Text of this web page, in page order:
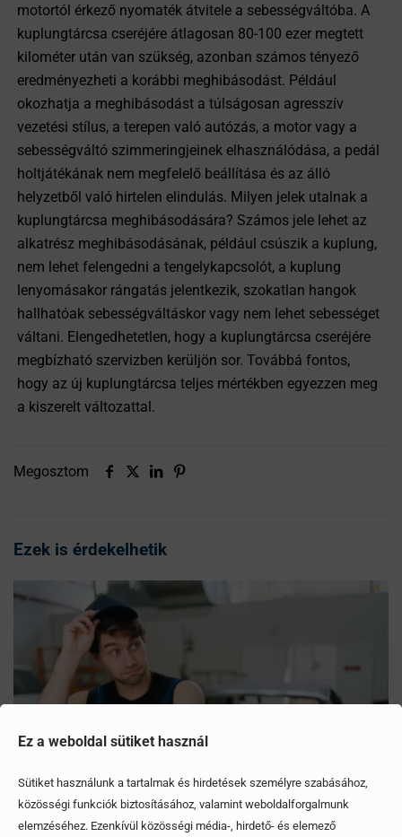
Ez a weboldal sütiket használ
Sütiket használunk a tartalmak és hirdetések személyre szabásához,
közösségi funkciók biztosításához, valamint weboldalforgalmunk
elemzéséhez. Ezenkívül közösségi média-, hirdető- és elemező
motortól érkező nyomaték átvitele a sebességváltóba. A
kuplungtárcsa cseréjére átlagosan 80-100 ezer megtett
kilométer után van szükség, azonban számos tényező
eredményezheti a korábbi meghibásodást. Például
okozhatja a meghibásodást a túlságosan agresszív
vezetési stílus, a terepen való autózás, a motor vagy a
sebességváltó szimmeringjeinek elhasználódása, a pedál
holtjátékának nem megfelelő beállítása és az álló
helyzetből való hirtelen elindulás. Milyen jelek utalnak a
kuplungtárcsa meghibásodására? Számos jele lehet az
alkatrész meghibásodásának, például csúszik a kuplung,
nem lehet felengedni a tengelykapcsolót, a kuplung
lenyomásakor rángatás jelentkezik, szokatlan hangok
hallhatóak sebességváltáskor vagy nem lehet sebességet
váltani. Elengedhetetlen, hogy a kuplungtárcsa cseréjére
megbízható szervizben kerüljön sor. Továbbá fontos,
hogy az új kuplungtárcsa teljes mértékben egyezzen meg
a kiszerelt változattal.
Megosztom
Ezek is érdekelhetik